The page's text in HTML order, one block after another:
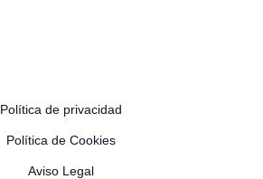
Política de privacidad
Política de Cookies
Aviso Legal